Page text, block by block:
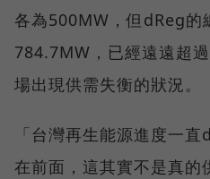
各為500MW，但dReg的
784.7MW，已經遠遠超
場出現供需失衡的狀況。
「台灣再生能源進度一
在前面，這其實不是真的